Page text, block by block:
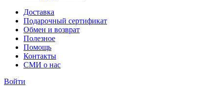
Доставка
Подарочный сертификат
Обмен и возврат
Полезное
Помощь
Контакты
СМИ о нас
Войти